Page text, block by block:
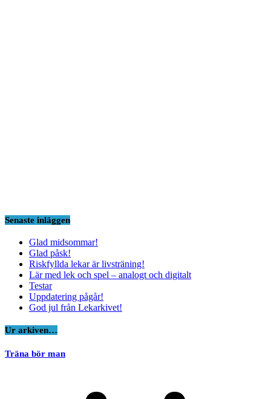
Senaste inläggen
Glad midsommar!
Glad påsk!
Riskfyllda lekar är livsträning!
Lär med lek och spel – analogt och digitalt
Testar
Uppdatering pågår!
God jul från Lekarkivet!
Ur arkiven…
Träna bör man